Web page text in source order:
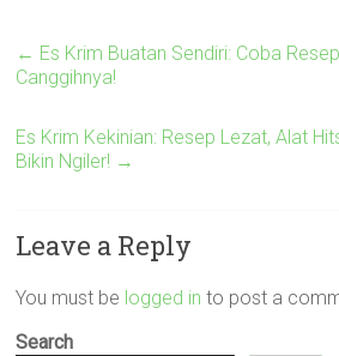
← Es Krim Buatan Sendiri: Coba
Canggihnya!
Es Krim Kekinian: Resep Lezat, Alat
Bikin Ngiler! →
Leave a Reply
You must be logged in to post a
Search